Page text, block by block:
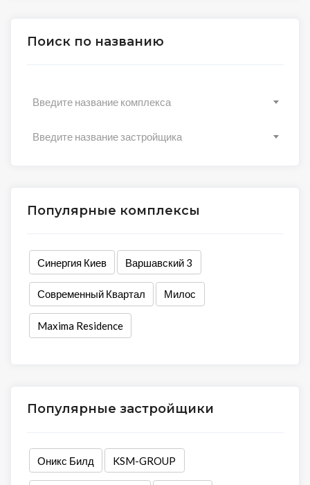
Поиск по названию
Введите название комплекса
Введите название застройщика
Популярные комплексы
Синергия Киев Варшавский 3
Современный Квартал Милос
Maxima Residence
Популярные застройщики
Оникс Билд KSM-GROUP